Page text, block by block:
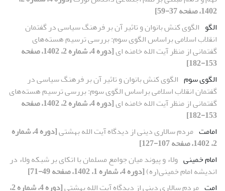
1402، صفحه 37-59]
الگو الگوی کنش بانوان و تاثیر آن بر فرهنگ سیاسی در گفتمان
انقلاب اسلامی براساس الگوی سوم: بررسی ترسیم هسته‌های
گفتمانی از منظر آیت الله خامنه ای
[دوره 4، شماره 2، 1402، صفحه
153-182]
الگوی سوم الگوی کنش بانوان و تاثیر آن بر فرهنگ سیاسی در
گفتمان انقلاب اسلامی براساس الگوی سوم: بررسی ترسیم هسته‌های
گفتمانی از منظر آیت الله خامنه ای
[دوره 4، شماره 2، 1402، صفحه
153-182]
امامت مردم سالاری دینی از دیدگاه آیت الله بهشتی
[دوره 4، شماره
2، 1402، صفحه 107-127]
امام خمینی ولاء و پیوند میان جوامع مسلمان با اتکای بر شبکه ولاء در
اندیشه امام خمینی(ره)[دوره 4، شماره 1، 1402، صفحه 49-71]
امت مردم سالاری دینی از دیدگاه آیت الله بهشتی
[دوره 4، شماره 2،